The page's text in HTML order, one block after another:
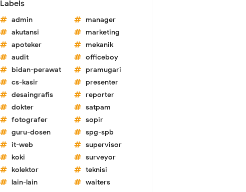
Labels
admin
akutansi
apoteker
audit
bidan-perawat
cs-kasir
desaingrafis
dokter
fotografer
guru-dosen
it-web
koki
kolektor
lain-lain
manager
marketing
mekanik
officeboy
pramugari
presenter
reporter
satpam
sopir
spg-spb
supervisor
surveyor
teknisi
waiters